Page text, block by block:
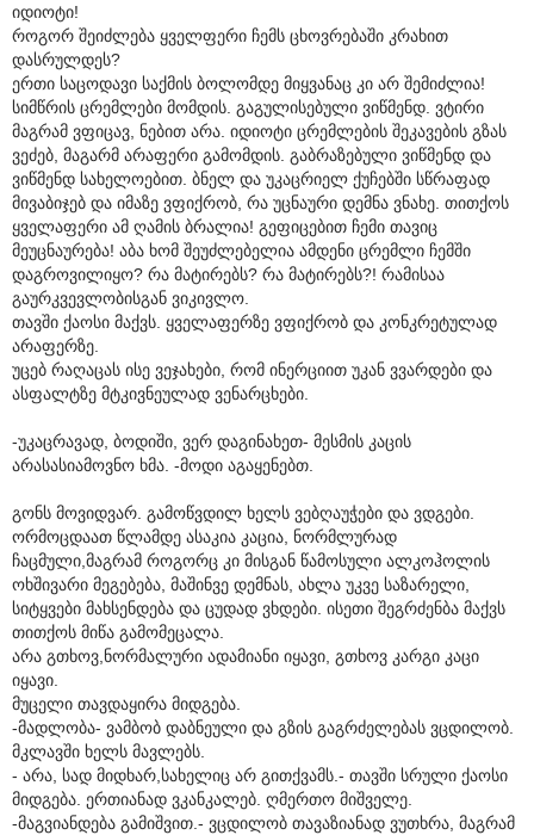
იდიოტი!
როგორ შეიძლება ყველფერი ჩემს ცხოვრებაში კრახით
დასრულდეს?
ერთი საცოდავი საქმის ბოლომდე მიყვანაც კი არ შემიძლია!
სიმწრის ცრემლები მომდის. გაგულისებული ვიწმენდ. ვტირი
მაგრამ ვფიცავ, ნებით არა. იდიოტი ცრემლების შეკავების გზას
ვეძებ, მაგარმ არაფერი გამომდის. გაბრაზებული ვიწმენდ და
ვიწმენდ სახელოებით. ბნელ და უკაცრიელ ქუჩებში სწრაფად
მივაბიჯებ და იმაზე ვფიქრობ, რა უცნაური დემნა ვნახე. თითქოს
ყველაფერი ამ ღამის ბრალია! გეფიცებით ჩემი თავიც
მეუცნაურება! აბა ხომ შეუძლებელია ამდენი ცრემლი ჩემში
დაგროვილიყო? რა მატირებს? რა მატირებს?! რამისაა
გაურკვევლობისგან ვიკივლო.
თავში ქაოსი მაქვს. ყველაფერზე ვფიქრობ და კონკრეტულად
არაფერზე.
უცებ რაღაცას ისე ვეჯახები, რომ ინერციით უკან ვვარდები და
ასფალტზე მტკივნეულად ვენარცხები.
-უკაცრავად, ბოდიში, ვერ დაგინახეთ- მესმის კაცის
არასასიამოვნო ხმა. -მოდი აგაყენებთ.
გონს მოვიდვარ. გამოწვდილ ხელს ვებღაუჭები და ვდგები.
ორმოცდაათ წლამდე ასაკია კაცია, ნორმლურად
ჩაცმული,მაგრამ როგორც კი მისგან წამოსული ალკოჰოლის
ოხშივარი მეგებება, მაშინვე დემნას, ახლა უკვე საზარელი,
სიტყვები მახსენდება და ცუდად ვხდები. ისეთი შეგრძენბა მაქვს
თითქოს მიწა გამომეცალა.
არა გთხოვ,ნორმალური ადამიანი იყავი, გთხოვ კარგი კაცი
იყავი.
მუცელი თავდაყირა მიდგება.
-მადლობა- ვამბობ დაბნეული და გზის გაგრძელებას ვცდილობ.
მკლავში ხელს მავლებს.
- არა, სად მიდხარ,სახელიც არ გითქვამს.- თავში სრული ქაოსი
მიდგება. ერთიანად ვკანკალებ. ღმერთო მიშველე.
-მაგვიანდება გამიშვით.- ვცდილობ თავაზიანად ვუთხრა, მაგრამ